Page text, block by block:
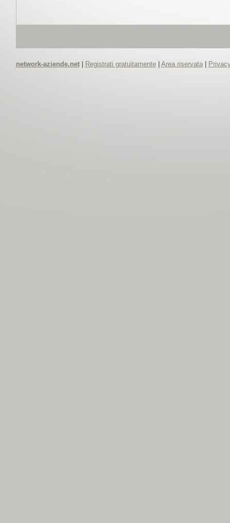
network-aziende.net| Registrati gratuitamente| Area riservata|